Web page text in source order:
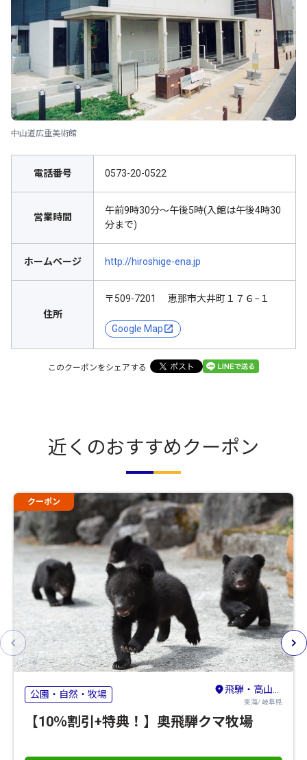
中山道広重美術館
電話番号 0573-20-0522
営業時間
午前9時30分～午後5時(入館は午後4時30
分まで)
ホームページ http://hiroshige-ena.jp
住所
〒509-7201 恵那市大井町１７６−１
Google Map
このクーポンをシェアする
近くのおすすめクーポン
クーポン
公園・自然・牧場 飛騨・高山・奥飛騨
東海/ 岐阜県
【10％割引+特典！】奥飛騨クマ牧場